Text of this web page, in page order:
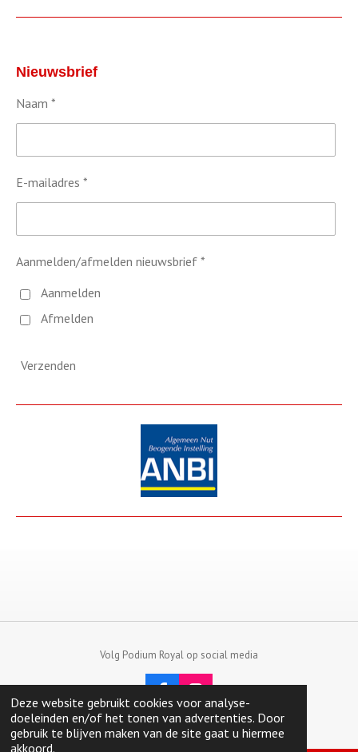
Deze website gebruikt cookies voor analyse-
doeleinden en/of het tonen van advertenties. Door
gebruik te blijven maken van de site gaat u hiermee
akkoord.
Nieuwsbrief
Naam *
E-mailadres *
Aanmelden/afmelden nieuwsbrief *
Aanmelden
Afmelden
Verzenden
Volg Podium Royal op social media
a
c
e
n
s
t
© 2023 - 2026 PodiumRoyal